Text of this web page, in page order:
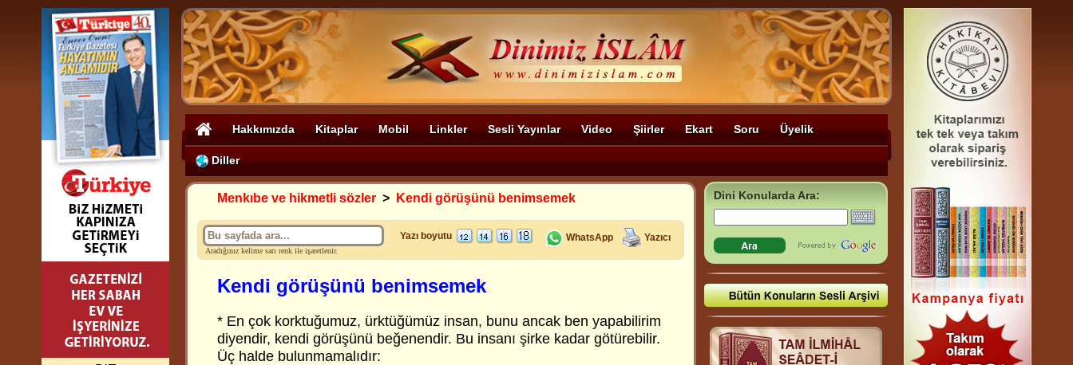
Hakkımızda Kitaplar Mobil Linkler Sesli Yayınlar Video Şiirler Ekart Soru Üyelik
Diller
Menkıbe ve hikmetli sözler > Kendi görüşünü benimsemek
Aradığınız kelime sarı renk ile işaretlenir.
Yazı boyutu WhatsApp Yazıcı
Kendi görüşünü benimsemek
* En çok korktuğumuz, ürktüğümüz insan, bunu ancak ben yapabilirim
diyendir, kendi görüşünü beğenendir. Bu insanı şirke kadar götürebilir.
Üç halde bulunmamalıdır:
Dini Konularda Ara: